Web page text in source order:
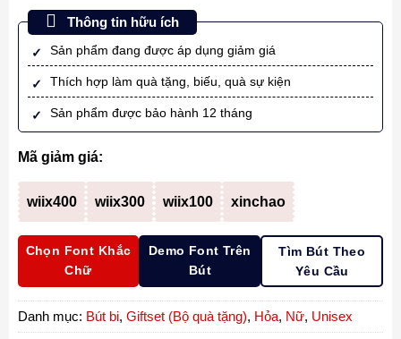
Thông tin hữu ích
Sản phẩm đang được áp dụng giảm giá
Thích hợp làm quà tặng, biếu, quà sự kiện
Sản phẩm được bảo hành 12 tháng
Mã giảm giá:
wiix400 wiix300 wiix100 xinchao
Chọn Font Khắc
Chữ
Demo Font Trên
Bút
Tìm Bút Theo
Yêu Cầu
Danh mục: Bút bi, Giftset (Bộ quà tặng), Hỏa, Nữ, Unisex